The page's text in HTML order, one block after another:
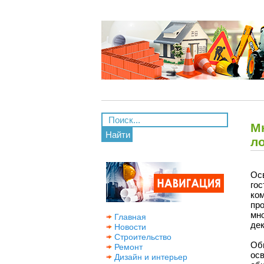
Найти
Главная
Новости
Строительство
Ремонт
Дизайн и интерьер